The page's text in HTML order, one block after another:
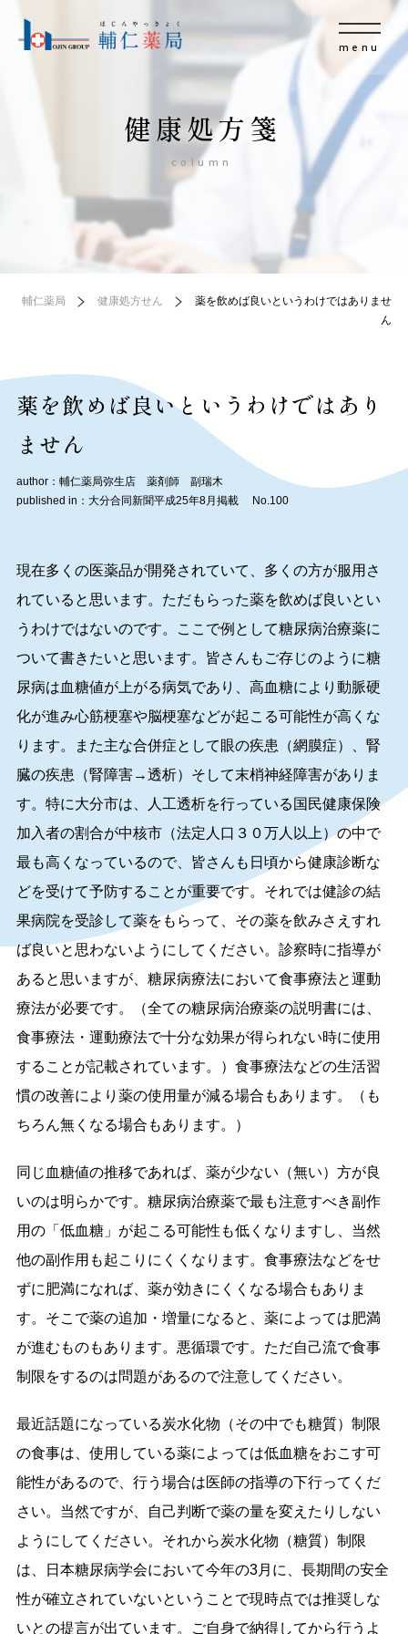
menu
健康処方箋
column
輔仁薬局 健康処方せん
薬を飲めば良いというわけではありませ
ん
薬を飲めば良いというわけではあり
ません
author：輔仁薬局弥生店 薬剤師 副瑞木
published in：大分合同新聞平成25年8月掲載 No.100
現在多くの医薬品が開発されていて、多くの方が服用さ
れていると思います。ただもらった薬を飲めば良いとい
うわけではないのです。ここで例として糖尿病治療薬に
ついて書きたいと思います。皆さんもご存じのように糖
尿病は血糖値が上がる病気であり、高血糖により動脈硬
化が進み心筋梗塞や脳梗塞などが起こる可能性が高くな
ります。また主な合併症として眼の疾患（網膜症）、腎
臓の疾患（腎障害→透析）そして末梢神経障害がありま
す。特に大分市は、人工透析を行っている国民健康保険
加入者の割合が中核市（法定人口３０万人以上）の中で
最も高くなっているので、皆さんも日頃から健康診断な
どを受けて予防することが重要です。それでは健診の結
果病院を受診して薬をもらって、その薬を飲みさえすれ
ば良いと思わないようにしてください。診察時に指導が
あると思いますが、糖尿病療法において食事療法と運動
療法が必要です。（全ての糖尿病治療薬の説明書には、
食事療法・運動療法で十分な効果が得られない時に使用
することが記載されています。）食事療法などの生活習
慣の改善により薬の使用量が減る場合もあります。（も
ちろん無くなる場合もあります。）
同じ血糖値の推移であれば、薬が少ない（無い）方が良
いのは明らかです。糖尿病治療薬で最も注意すべき副作
用の「低血糖」が起こる可能性も低くなりますし、当然
他の副作用も起こりにくくなります。食事療法などをせ
ずに肥満になれば、薬が効きにくくなる場合もありま
す。そこで薬の追加・増量になると、薬によっては肥満
が進むものもあります。悪循環です。ただ自己流で食事
制限をするのは問題があるので注意してください。
最近話題になっている炭水化物（その中でも糖質）制限
の食事は、使用している薬によっては低血糖をおこす可
能性があるので、行う場合は医師の指導の下行ってくだ
さい。当然ですが、自己判断で薬の量を変えたりしない
ようにしてください。それから炭水化物（糖質）制限
は、日本糖尿病学会において今年の3月に、長期間の安全
性が確立されていないということで現時点では推奨しな
いとの提言が出ています。ご自身で納得してから行うよ